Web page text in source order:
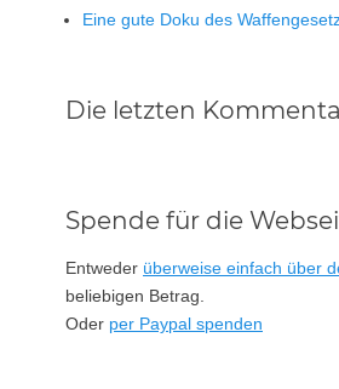
Eine gute Doku des
Die letzten
Spende für die
Entweder überweise einfach über
beliebigen Betrag.
Oder per Paypal spenden